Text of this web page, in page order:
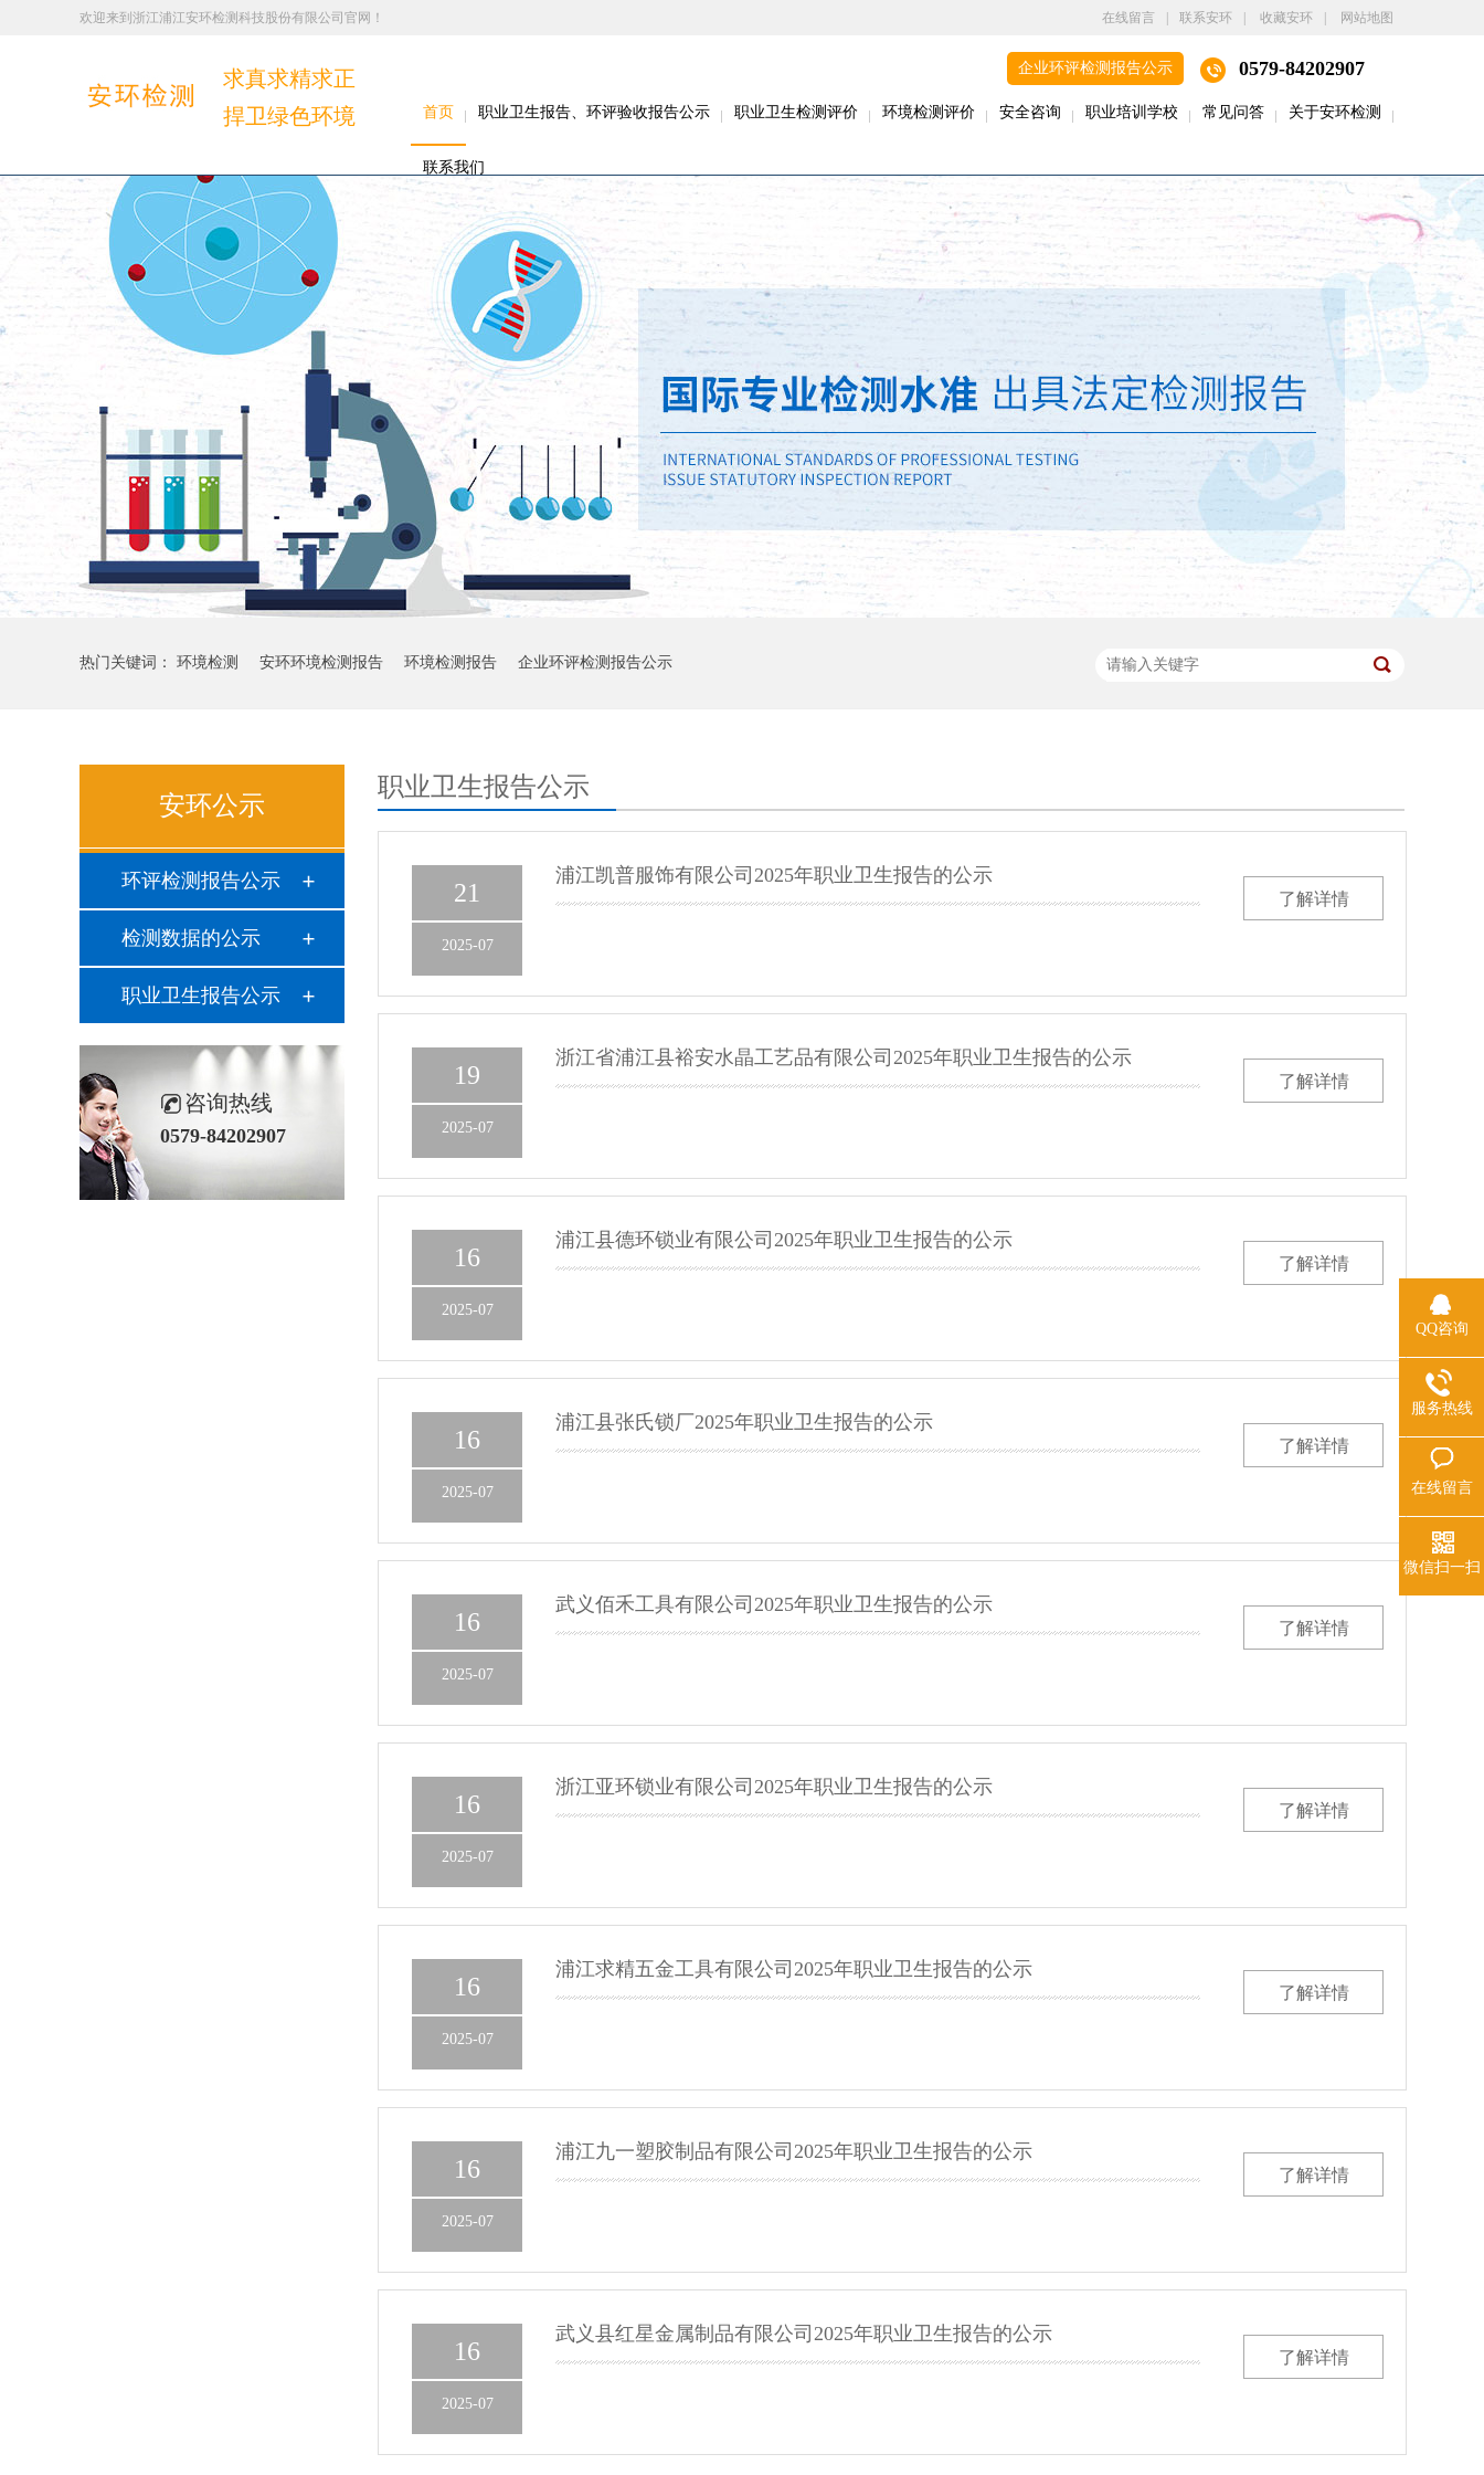
在线留言 联系安环 收藏安环 网站地图
欢迎来到浙江浦江安环检测科技股份有限公司官网！
求真求精求正
捍卫绿色环境
企业环评检测报告公示 0579-84202907
首页 职业卫生报告、环评验收报告公示 职业卫生检测评价 环境检测评价 安全咨询 职业培训学校 常见问答 关于安环检测
联系我们
热门关键词： 环境检测 安环环境检测报告 环境检测报告 企业环评检测报告公示
安环公示
环评检测报告公示
检测数据的公示
职业卫生报告公示
咨询热线
0579-84202907
职业卫生报告公示
21
2025-07
浦江凯普服饰有限公司2025年职业卫生报告的公示
了解详情
19
2025-07
浙江省浦江县裕安水晶工艺品有限公司2025年职业卫生报告的公示
了解详情
16
2025-07
浦江县德环锁业有限公司2025年职业卫生报告的公示
了解详情
16
2025-07
浦江县张氏锁厂2025年职业卫生报告的公示
了解详情
16
2025-07
武义佰禾工具有限公司2025年职业卫生报告的公示
了解详情
16
2025-07
浙江亚环锁业有限公司2025年职业卫生报告的公示
了解详情
16
2025-07
浦江求精五金工具有限公司2025年职业卫生报告的公示
了解详情
16
2025-07
浦江九一塑胶制品有限公司2025年职业卫生报告的公示
了解详情
16
2025-07
武义县红星金属制品有限公司2025年职业卫生报告的公示
了解详情
QQ咨询
服务热线
在线留言
微信扫一扫